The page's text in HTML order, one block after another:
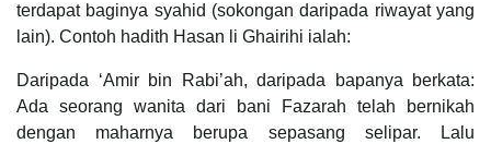
terdapat baginya syahid (sokongan daripada riwayat yang
lain). Contoh hadith Hasan li Ghairihi ialah:
Daripada ‘Amir bin Rabi’ah, daripada bapanya berkata:
Ada seorang wanita dari bani Fazarah telah bernikah
dengan maharnya berupa sepasang selipar. Lalu